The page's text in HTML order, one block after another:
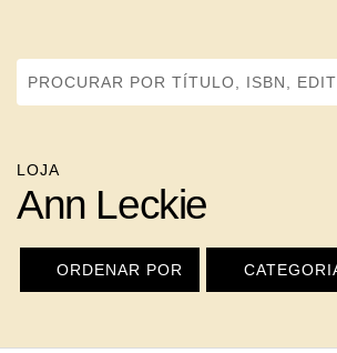
Procurar por Título, ISBN, Editora, ou Autor
LOJA
Ann Leckie
ORDENAR POR